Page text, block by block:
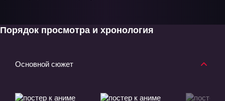
Порядок просмотра и хронология
Основной сюжет